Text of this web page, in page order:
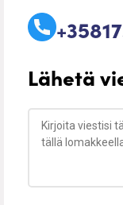
Lähetä